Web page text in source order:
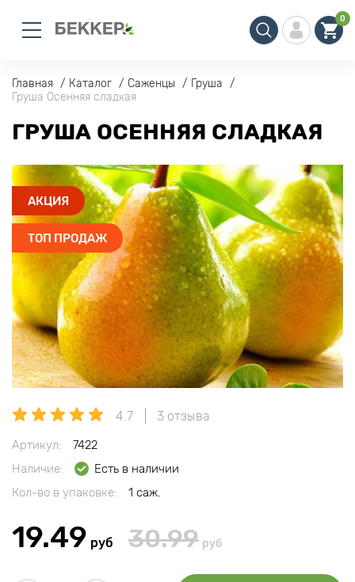
0
Главная Каталог Саженцы
Груша
Груша Осенняя сладкая
ГРУША ОСЕННЯЯ СЛАДКАЯ
АКЦИЯ
ТОП ПРОДАЖ
4.7 3 отзыва
Артикул:
7422
Наличие:
Есть в наличии
Кол-во в упаковке:
1 саж.
19.49 руб 30.99 руб